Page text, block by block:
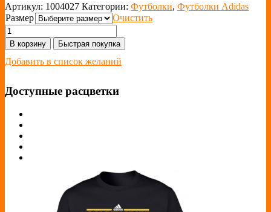
Артикул: 1004027 Категории: Футболки, Футболки Adidas
Размер
Очистить
В корзину Быстрая покупка
Добавить в список желаний
Доступные расцветки